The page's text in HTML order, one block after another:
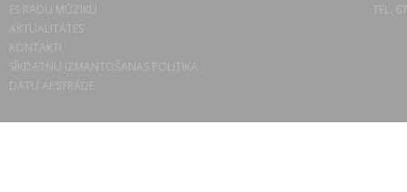
ES RADU MŪZIKU
AKTUALITĀTES
KONTAKTI
SĪKDATŅU IZMANTOŠANAS POLITIKA
DATU APSTRĀDE
TEL.